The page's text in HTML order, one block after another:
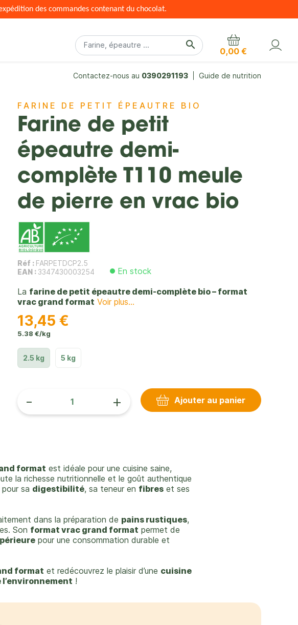
des commandes contenant du chocolat.
search
0,00 €
Contactez-nous au 0390291193 Guide de nutrition
FARINE DE PETIT ÉPEAUTRE BIO
Farine de petit
épeautre demi-
complète T110 meule
de pierre en vrac bio
Réf : FARPETDCP2.5
EAN : 3347430003254
En stock
La farine de petit épeautre demi-complète bio – format
vrac grand format Voir plus...
13,45 €
5.38 €/kg
2.5 kg 5 kg
- + Ajouter au panier
format est idéale pour une cuisine saine,
la richesse nutritionnelle et le goût authentique
sa digestibilité, sa teneur en fibreset ses
dans la préparation de pains rustiques,
Son format vrac grand format permet de
pour une consommation durable et
format et redécouvrez le plaisir d’une cuisine
!